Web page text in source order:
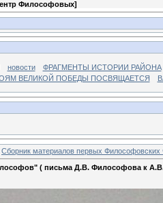
Философовых]
новости
ФРАГМЕНТЫ ИСТОРИИ РАЙОНА
ВЕЛИКОЙ ПОБЕДЫ ПОСВЯЩАЕТСЯ
Сборник материалов первых Философовских
( письма Д.В. Философова к А.В.